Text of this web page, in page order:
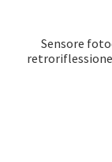
Sensore